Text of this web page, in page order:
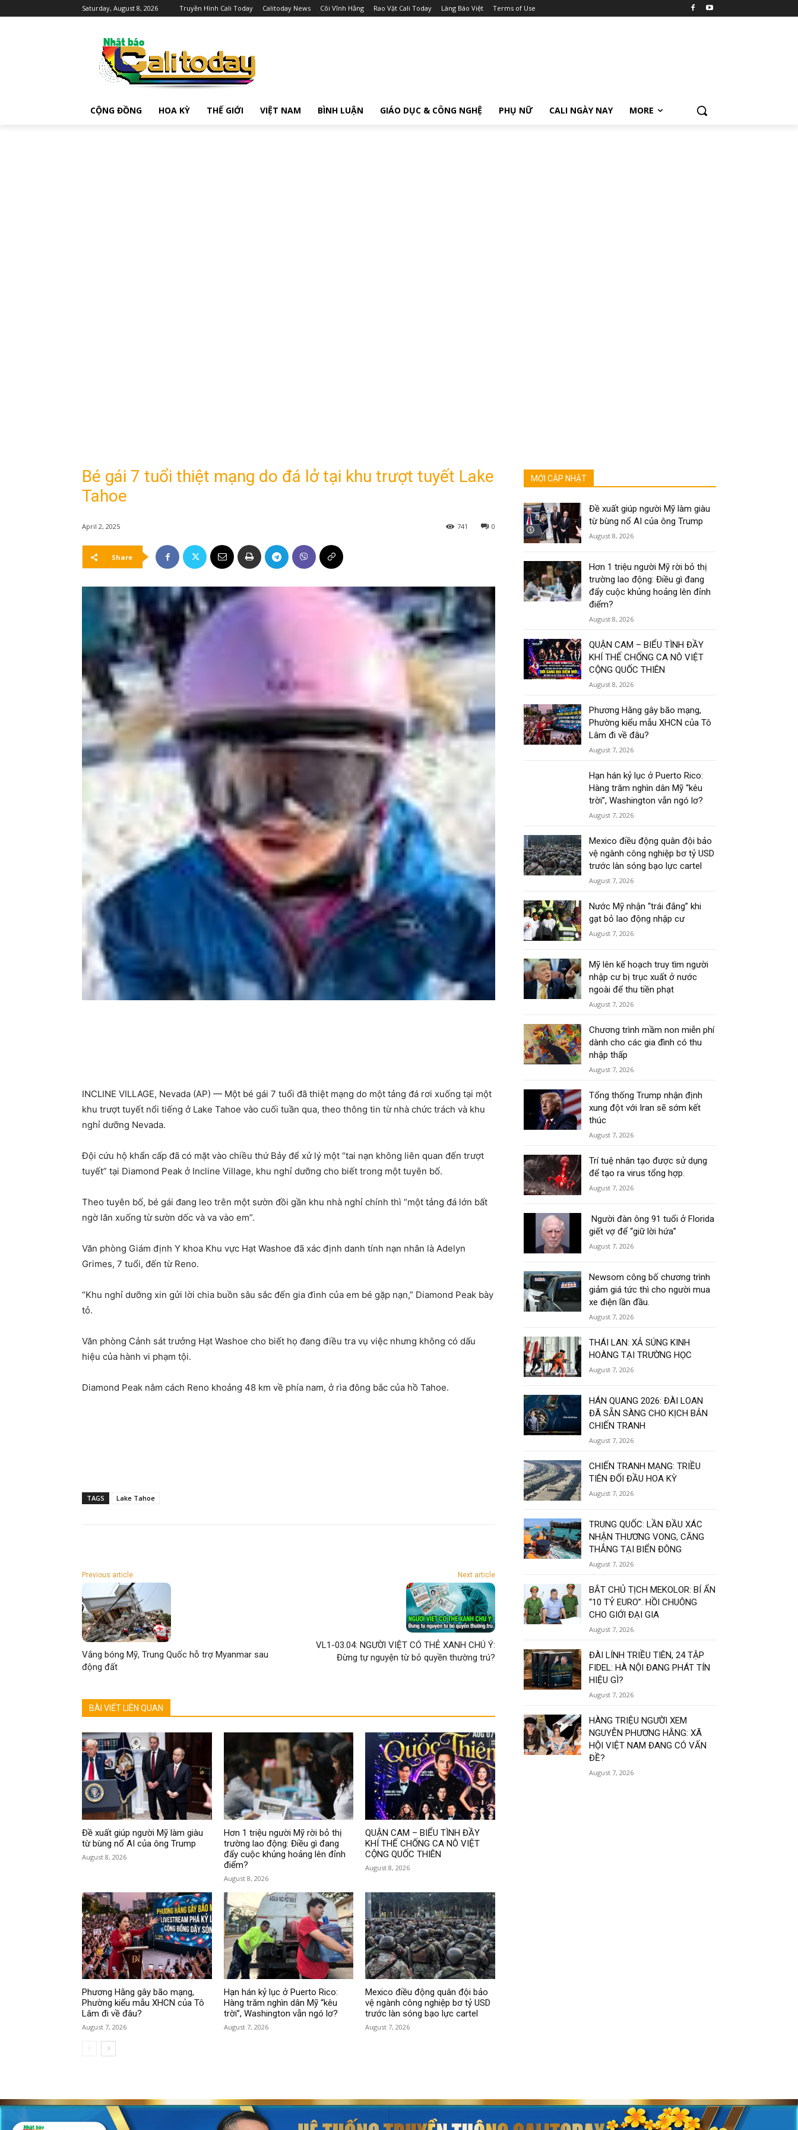
Saturday, August 8, 2026 Truyền Hình Cali Today Calitoday News Cõi Vĩnh Hằng Rao Vặt Cali Today Làng Báo Việt Terms of Use
CỘNG ĐỒNG HOA KỲ THẾ GIỚI VIỆT NAM BÌNH LUẬN GIÁO DỤC & CÔNG NGHỆ PHỤ NỮ CALI NGÀY NAY MORE
Bé gái 7 tuổi thiệt mạng do đá lở tại khu trượt tuyết Lake
Tahoe
April 2, 2025 0
741
Share
INCLINE VILLAGE, Nevada (AP) — Một bé gái 7 tuổi đã thiệt mạng do một tảng đá rơi xuống tại một
khu trượt tuyết nổi tiếng ở Lake Tahoe vào cuối tuần qua, theo thông tin từ nhà chức trách và khu
nghỉ dưỡng Nevada.
Đội cứu hộ khẩn cấp đã có mặt vào chiều thứ Bảy để xử lý một “tai nạn không liên quan đến trượt
tuyết” tại Diamond Peak ở Incline Village, khu nghỉ dưỡng cho biết trong một tuyên bố.
Theo tuyên bố, bé gái đang leo trên một sườn đồi gần khu nhà nghỉ chính thì “một tảng đá lớn bất
ngờ lăn xuống từ sườn dốc và va vào em”.
Văn phòng Giám định Y khoa Khu vực Hạt Washoe đã xác định danh tính nạn nhân là Adelyn
Grimes, 7 tuổi, đến từ Reno.
“Khu nghỉ dưỡng xin gửi lời chia buồn sâu sắc đến gia đình của em bé gặp nạn,” Diamond Peak bày
tỏ.
Văn phòng Cảnh sát trưởng Hạt Washoe cho biết họ đang điều tra vụ việc nhưng không có dấu
hiệu của hành vi phạm tội.
Diamond Peak nằm cách Reno khoảng 48 km về phía nam, ở rìa đông bắc của hồ Tahoe.
TAGS Lake Tahoe
Previous article
Vắng bóng Mỹ, Trung Quốc hỗ trợ Myanmar sau
động đất
Next article
VL1-03.04: NGƯỜI VIỆT CÓ THẺ XANH CHÚ Ý:
Đừng tự nguyện từ bỏ quyền thường trú?
BÀI VIẾT LIÊN QUAN
Đề xuất giúp người Mỹ làm giàu
từ bùng nổ AI của ông Trump
August 8, 2026
Hơn 1 triệu người Mỹ rời bỏ thị
trường lao động: Điều gì đang
đẩy cuộc khủng hoảng lên đỉnh
điểm?
August 8, 2026
QUẬN CAM – BIỂU TÌNH ĐẦY
KHÍ THẾ CHỐNG CA NÔ VIỆT
CỘNG QUỐC THIÊN
August 8, 2026
Phương Hằng gây bão mạng,
Phường kiểu mẫu XHCN của Tô
Lâm đi về đâu?
August 7, 2026
Hạn hán kỷ lục ở Puerto Rico:
Hàng trăm nghìn dân Mỹ “kêu
trời”, Washington vẫn ngó lơ?
August 7, 2026
Mexico điều động quân đội bảo
vệ ngành công nghiệp bơ tỷ USD
trước làn sóng bạo lực cartel
August 7, 2026
MỚI CẬP NHẬT
Đề xuất giúp người Mỹ làm giàu
từ bùng nổ AI của ông Trump
August 8, 2026
Hơn 1 triệu người Mỹ rời bỏ thị
trường lao động: Điều gì đang
đẩy cuộc khủng hoảng lên đỉnh
điểm?
August 8, 2026
QUẬN CAM – BIỂU TÌNH ĐẦY
KHÍ THẾ CHỐNG CA NÔ VIỆT
CỘNG QUỐC THIÊN
August 8, 2026
Phương Hằng gây bão mạng,
Phường kiểu mẫu XHCN của Tô
Lâm đi về đâu?
August 7, 2026
Hạn hán kỷ lục ở Puerto Rico:
Hàng trăm nghìn dân Mỹ “kêu
trời”, Washington vẫn ngó lơ?
August 7, 2026
Mexico điều động quân đội bảo
vệ ngành công nghiệp bơ tỷ USD
trước làn sóng bạo lực cartel
August 7, 2026
Nước Mỹ nhận “trái đắng” khi
gạt bỏ lao động nhập cư
August 7, 2026
Mỹ lên kế hoạch truy tìm người
nhập cư bị trục xuất ở nước
ngoài để thu tiền phạt
August 7, 2026
Chương trình mầm non miễn phí
dành cho các gia đình có thu
nhập thấp
August 7, 2026
Tổng thống Trump nhận định
xung đột với Iran sẽ sớm kết
thúc
August 7, 2026
Trí tuệ nhân tạo được sử dụng
để tạo ra virus tổng hợp.
August 7, 2026
Người đàn ông 91 tuổi ở Florida
giết vợ để “giữ lời hứa”
August 7, 2026
Newsom công bố chương trình
giảm giá tức thì cho người mua
xe điện lần đầu.
August 7, 2026
THÁI LAN: XẢ SÚNG KINH
HOÀNG TẠI TRƯỜNG HỌC
August 7, 2026
HÁN QUANG 2026: ĐÀI LOAN
ĐÃ SẴN SÀNG CHO KỊCH BẢN
CHIẾN TRANH
August 7, 2026
CHIẾN TRANH MẠNG: TRIỀU
TIÊN ĐỐI ĐẦU HOA KỲ
August 7, 2026
TRUNG QUỐC: LẦN ĐẦU XÁC
NHẬN THƯƠNG VONG, CĂNG
THẲNG TẠI BIỂN ĐÔNG
August 7, 2026
BẮT CHỦ TỊCH MEKOLOR: BÍ ẨN
“10 TỶ EURO”. HỒI CHUÔNG
CHO GIỚI ĐẠI GIA
August 7, 2026
ĐÀI LÍNH TRIỀU TIÊN, 24 TẬP
FIDEL: HÀ NỘI ĐANG PHÁT TÍN
HIỆU GÌ?
August 7, 2026
HÀNG TRIỆU NGƯỜI XEM
NGUYỄN PHƯƠNG HẰNG: XÃ
HỘI VIỆT NAM ĐANG CÓ VẤN
ĐỀ?
August 7, 2026